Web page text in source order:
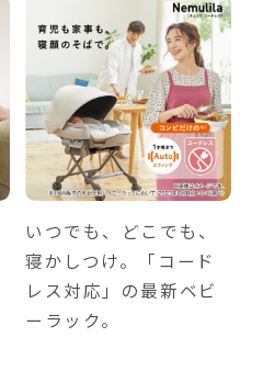
いつでも、どこでも、
寝かしつけ。「コード
レス対応」の最新ベビ
ーラック。